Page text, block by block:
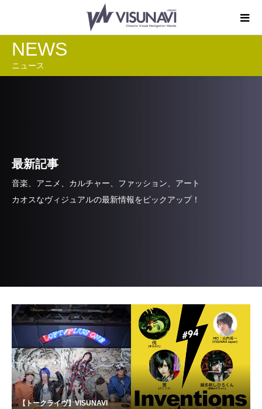
NEWS
ニュース
最新記事
音楽、アニメ、カルチャー、ファッション、アート
カオスなヴィジュアルの最新情報をピックアップ！
【トークライヴ】VISUNAVI